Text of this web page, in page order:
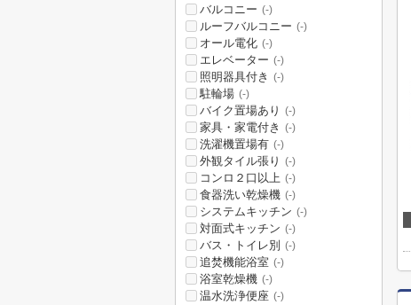
バルコニー (-)
ルーフバルコニー (-)
オール電化 (-)
エレベーター (-)
照明器具付き (-)
駐輪場 (-)
バイク置場あり (-)
家具・家電付き (-)
洗濯機置場有 (-)
外観タイル張り (-)
コンロ２口以上 (-)
食器洗い乾燥機 (-)
システムキッチン (-)
対面式キッチン (-)
バス・トイレ別 (-)
追焚機能浴室 (-)
浴室乾燥機 (-)
温水洗浄便座 (-)